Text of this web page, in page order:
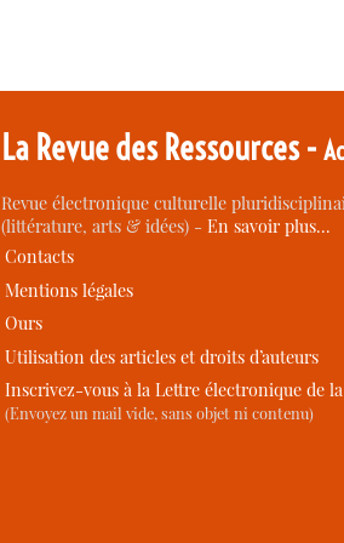
La Revue des Ressources -
Revue électronique culturelle
(littérature, arts & idées) -En savoir plus…
Contacts
Mentions légales
Ours
Utilisation des articles et droits d’auteurs
Inscrivez-vous à la Lettre électronique de
(Envoyez un mail vide, sans objet ni contenu)